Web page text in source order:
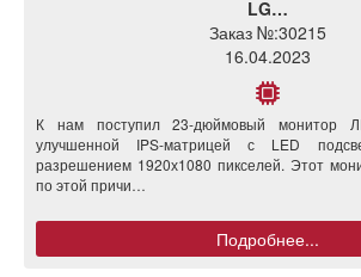
LG…
Заказ №:30215
16.04.2023
К нам поступил 23-дюймовый монитор
улучшенной IPS-матрицей с LED
разрешением 1920х1080 пикселей. Этот
по этой причи…
Подробнее...